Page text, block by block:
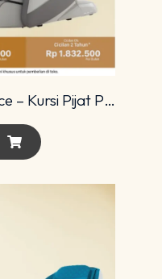
Amari Diamond Advance – Kursi Pijat Premium dengan Teknologi 4D Modern